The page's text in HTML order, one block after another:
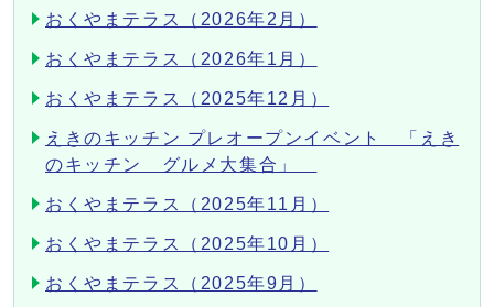
おくやまテラス（2026年2月）
おくやまテラス（2026年1月）
おくやまテラス（2025年12月）
えきのキッチン プレオープンイベント 「えき
のキッチン グルメ大集合」
おくやまテラス（2025年11月）
おくやまテラス（2025年10月）
おくやまテラス（2025年9月）